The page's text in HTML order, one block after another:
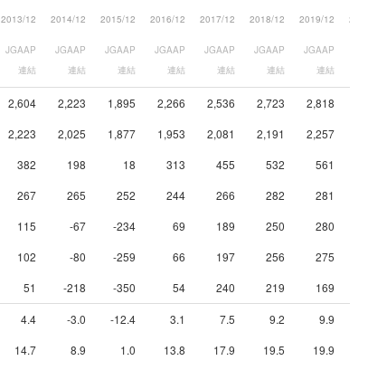
2013/12 2014/12 2015/12 2016/12 2017/12 2018/12 2019/12
JGAAP
連結
JGAAP
連結
JGAAP
連結
JGAAP
連結
JGAAP
連結
JGAAP
連結
JGAAP
連結
2,604 2,223 1,895 2,266 2,536 2,723 2,818
2,223 2,025 1,877 1,953 2,081 2,191 2,257
382 198 18 313 455 532 561
267 265 252 244 266 282 281
115 -67 -234 69 189 250 280
102 -80 -259 66 197 256 275
51 -218 -350 54 240 219 169
4.4 -3.0 -12.4 3.1 7.5 9.2 9.9
14.7 8.9 1.0 13.8 17.9 19.5 19.9